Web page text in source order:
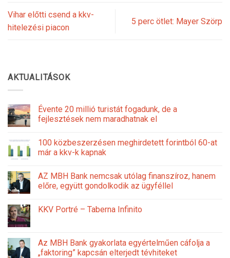
Vihar előtti csend a kkv-
hitelezési piacon
5 perc ötlet: Mayer Szörp
AKTUALITÁSOK
Évente 20 millió turistát fogadunk, de a
fejlesztések nem maradhatnak el
100 közbeszerzésen meghirdetett forintból 60-at
már a kkv-k kapnak
AZ MBH Bank nemcsak utólag finanszíroz, hanem
előre, együtt gondolkodik az ügyféllel
KKV Portré – Taberna Infinito
Az MBH Bank gyakorlata egyértelműen cáfolja a
„faktoring” kapcsán elterjedt tévhiteket